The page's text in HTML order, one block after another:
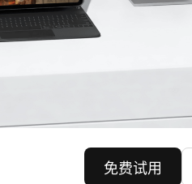
免费试用